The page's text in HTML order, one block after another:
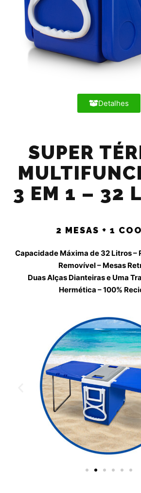
Detalhes
SUPER
3 EM 1 – 32
2 MESAS + 1
Capacidade Máxima de 32 Litros –
Removível – Mesas
Duas Alças Dianteiras e Uma
Hermética – 100%